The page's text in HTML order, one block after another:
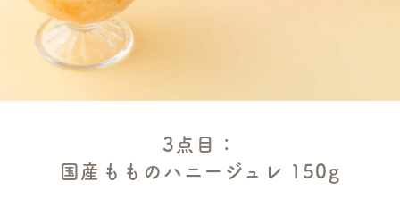
3点目：
国産もものハニージュレ 150g